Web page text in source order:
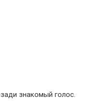
знакомый голос.